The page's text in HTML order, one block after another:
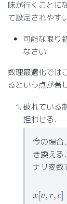
味が行くことに
て設定されやすい
可能な限り
なさい．
数理最適化では
るという点が著
破れている
担わせる．
今の場合
き換える
ナリ変数
[v